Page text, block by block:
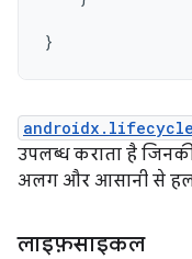
}
androidx.lifecycle
उपलब्ध कराता है
अलग और आसानी से हल
लाइफ़साइकल